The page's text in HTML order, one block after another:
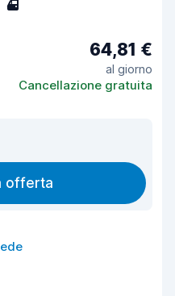
4
64,81 €
al giorno
Cancellazione gratuita
offerta